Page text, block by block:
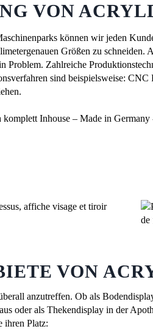
VON
können wir jeden
Größen zu schneiden.
Problem. Zahlreiche
sind beispielsweise:
Inhouse – Made in
VON
anzutreffen. Ob als
oder als Thekendisplay in der
ihren Platz: